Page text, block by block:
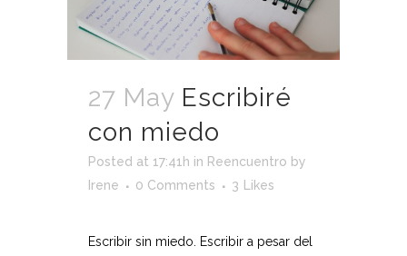
27 May Escribiré
con miedo
Posted at 17:41h in Reencuentro by
Irene
0 Comments 3 Likes
Escribir sin miedo. Escribir a pesar del